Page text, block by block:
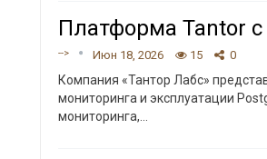
Платформа Tantor
--> Июн 18, 2026 15 0
Компания «Тантор Лабс»
мониторинга и эксплуатации
мониторинга,